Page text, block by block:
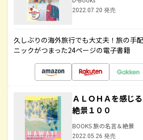
2022.07.20 発売
久しぶりの海外旅行でも大丈夫！旅の手
ニックがつまった24ページの電子書籍
ＡＬＯＨＡを感じ
絶景１００
BOOKS 旅の名言＆絶景
2022.05.26 発売